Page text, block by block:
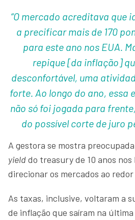
“O mercado acreditava que
a precificar mais de 170
para este ano nos EUA.
repique [da inflação]
desconfortável, uma
forte. Ao longo do ano, essa
não só foi jogada para
do possível corte de juro
A gestora se mostra
yielddo treasury de 10 anos
direcionar os mercados ao
As taxas, inclusive, voltaram a
de inflação que saíram na